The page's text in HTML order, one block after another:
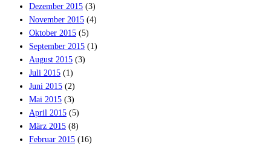
Dezember 2015 (3)
November 2015 (4)
Oktober 2015 (5)
September 2015 (1)
August 2015 (3)
Juli 2015 (1)
Juni 2015 (2)
Mai 2015 (3)
April 2015 (5)
März 2015 (8)
Februar 2015 (16)